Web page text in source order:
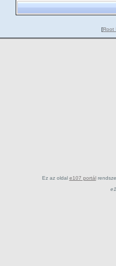
[Root
Ez az oldal e107 portál